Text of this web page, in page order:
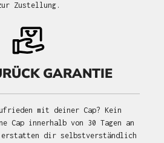
Zustellung.
GARANTIE
mit deiner Cap? Kein
Cap innerhalb von 30 Tagen an
erstatten dir selbstverständlich